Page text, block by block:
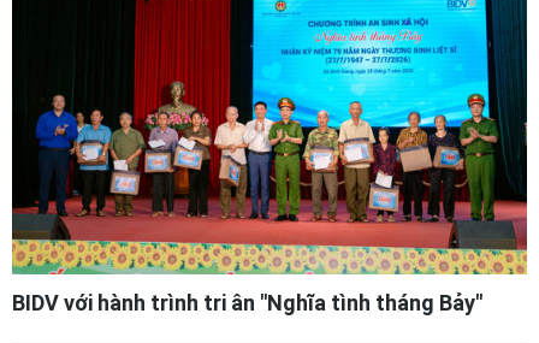
BIDV với hành trình tri ân "Nghĩa tình tháng Bảy"